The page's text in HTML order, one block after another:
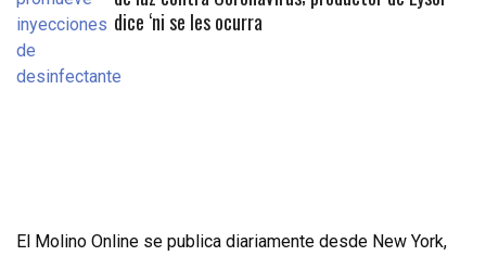
dice ‘ni se les ocurra
El Molino Online se publica diariamente desde New York,